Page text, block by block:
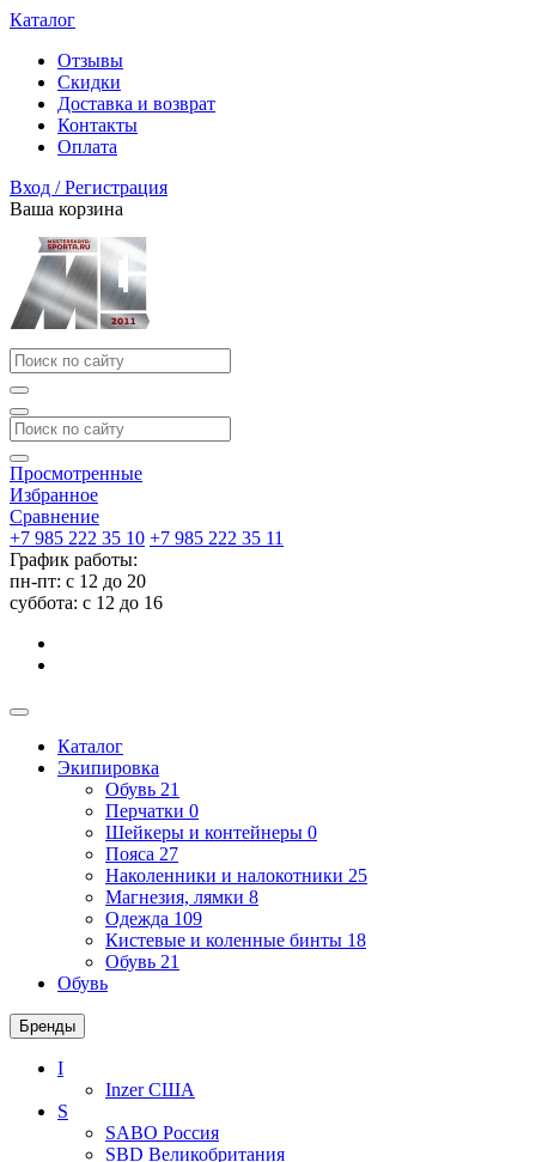
Каталог
Отзывы
Скидки
Доставка и возврат
Контакты
Оплата
Вход / Регистрация
Ваша корзина
Просмотренные
Избранное
Сравнение
+7 985 222 35 10 +7 985 222 35 11
График работы:
пн-пт: с 12 до 20
суббота: c 12 до 16
Каталог
Экипировка
Обувь 21
Перчатки 0
Шейкеры и контейнеры 0
Пояса 27
Наколенники и налокотники 25
Магнезия, лямки 8
Одежда 109
Кистевые и коленные бинты 18
Обувь 21
Обувь
Бренды
I
InzerСША
S
SABO Россия
SBD Великобритания